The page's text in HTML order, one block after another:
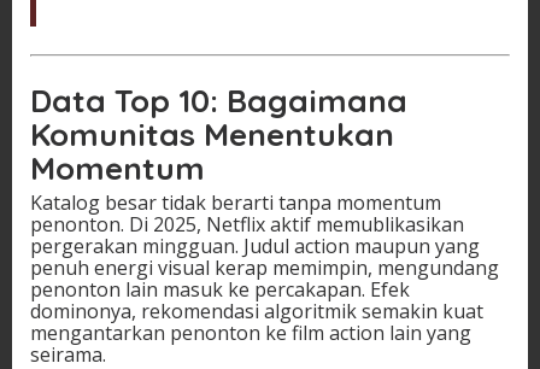
Data Top 10: Bagaimana
Komunitas Menentukan
Momentum
Katalog besar tidak berarti tanpa momentum
penonton. Di 2025, Netflix aktif memublikasikan
pergerakan mingguan. Judul action maupun yang
penuh energi visual kerap memimpin, mengundang
penonton lain masuk ke percakapan. Efek
dominonya, rekomendasi algoritmik semakin kuat
mengantarkan penonton ke film action lain yang
seirama.